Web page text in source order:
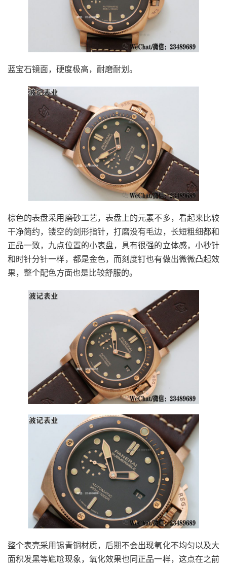
蓝宝石镜面，硬度极高，耐磨耐划。
棕色的表盘采用磨砂工艺，表盘上的元素不多，看起来比较
干净简约，镂空的剑形指针，打磨没有毛边，长短粗细都和
正品一致，九点位置的小表盘，具有很强的立体感，小秒针
和时针分针一样，都是金色，而刻度钉也有做出微微凸起效
果，整个配色方面也是比较舒服的。
整个表壳采用锡青铜材质，后期不会出现氧化不均匀以及大
面积发黑等尴尬现象，氧化效果也同正品一样，这点在之前